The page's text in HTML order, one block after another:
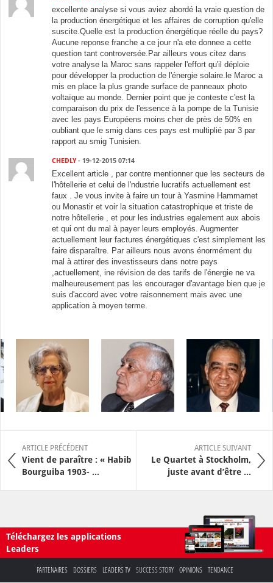
excellente analyse si vous aviez abordé la vraie question de
la production énergétique et les affaires de corruption qu'elle
suscite.Quelle est la production énergétique réelle du pays?
Aucune reponse franche a ce jour n'a ete donnee a cette
question tant controversée.Par ailleurs vous citez dans
votre analyse la Maroc sans rappeler l'effort qu'il déploie
pour développer la production de l'énergie solaire.le Maroc a
mis en place la plus grande surface de panneaux photo
voltaïque au monde. Dernier point que je conteste c'est la
comparaison du prix de l'essence à la pompe de la Tunisie
avec les pays Européens moins cher de près de 50% en
oubliant que le smig dans ces pays est multiplié par 3 par
rapport au smig Tunisien.
CHEDLY- 19-12-2015 07:14
Excellent article , par contre mentionner que les secteurs de
l'hôtellerie et celui de l'ndustrie lucratifs actuellement est
faux . Je vous invite à faire un tour à Yasmine Hammamet
ou Monastir et voir la situation catastrophique et triste de
notre hôtellerie , et pour les industries egalement aux abois
et qui ont du mal à payer leurs employés. Augmenter
actuellement leur factures énergétiques c'est simplement les
faire disparaître. Par ailleurs nous avons énormément du
mal à attirer des investisseurs dans notre pays
,actuellement, ine révision de des tarifs de l'énergie ne va
malheureusement pas les encourager d'avantage bien que je
suis d'accord avec votre raisonnement mais avec une
application à moyen terme.
ARTICLE PRÉCÉDENT
Vient de paraître : « Habib
Bourguiba 1903- ...
ARTICLE SUIVANT
Le Quartet à Stockholm,
juste avant d’être ...
Téléchargez les applications
Leaders
PARTENAIRES DOSSIERS LEADERS TV SUCCESS STORY OPINIONS TENDANCE